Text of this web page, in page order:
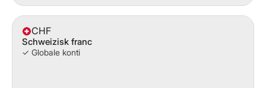
CHF
Schweizisk franc
✓ Globale konti